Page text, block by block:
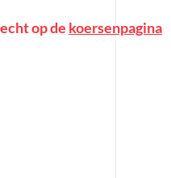
op de koersenpagina